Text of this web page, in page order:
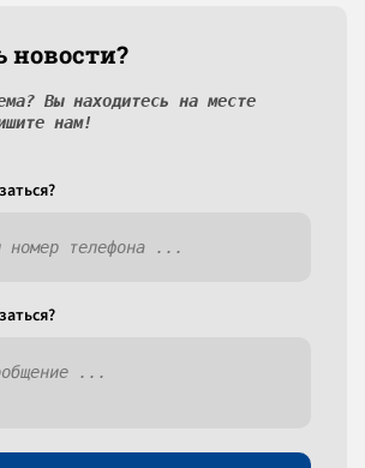
новости?
Вы находитесь на месте
нам!